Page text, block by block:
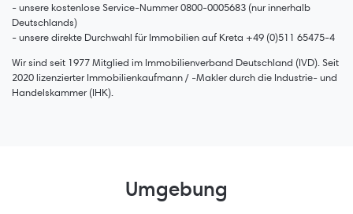
- unsere kostenlose Service-Nummer 0800-0005683 (nur innerhalb
Deutschlands)
- unsere direkte Durchwahl für Immobilien auf Kreta +49 (0)511 65475-4
Wir sind seit 1977 Mitglied im Immobilienverband Deutschland (IVD). Seit
2020 lizenzierter Immobilienkaufmann / -Makler durch die Industrie- und
Handelskammer (IHK).
Umgebung